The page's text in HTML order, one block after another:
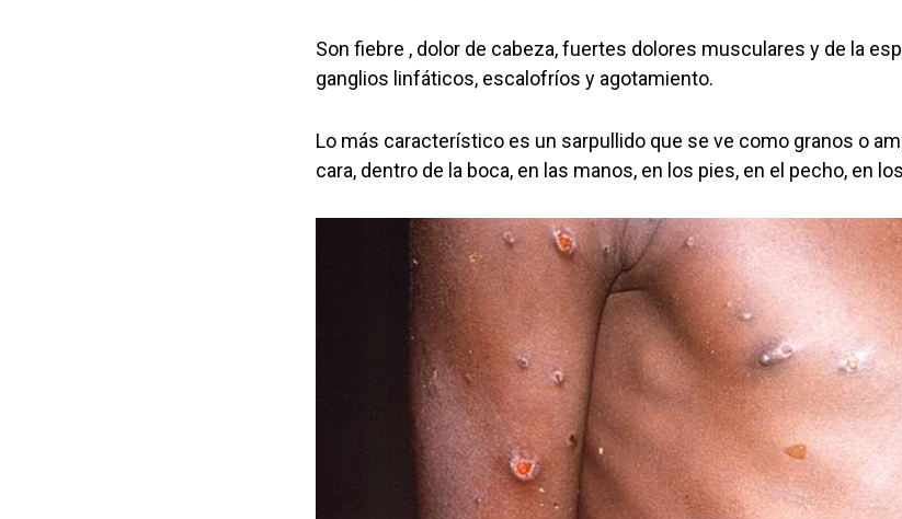
Son fiebre , dolor de cabeza, fuertes dolores musculares y de la
ganglios linfáticos, escalofríos y agotamiento.
Lo más característico es un sarpullido que se ve como granos o
cara, dentro de la boca, en las manos, en los pies, en el pecho, en